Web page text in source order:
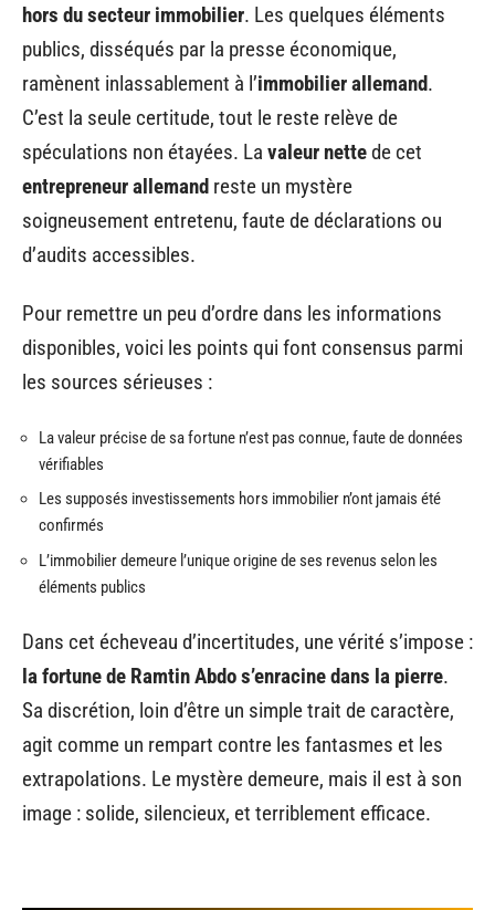
hors du secteur immobilier. Les quelques éléments
publics, disséqués par la presse économique,
ramènent inlassablement à l’immobilier allemand.
C’est la seule certitude, tout le reste relève de
spéculations non étayées. La valeur nettede cet
entrepreneur allemand reste un mystère
soigneusement entretenu, faute de déclarations ou
d’audits accessibles.
Pour remettre un peu d’ordre dans les informations
disponibles, voici les points qui font consensus parmi
les sources sérieuses :
La valeur précise de sa fortune n’est pas connue, faute de données
vérifiables
Les supposés investissements hors immobilier n’ont jamais été
confirmés
L’immobilier demeure l’unique origine de ses revenus selon les
éléments publics
Dans cet écheveau d’incertitudes, une vérité s’impose :
la fortune de Ramtin Abdo s’enracine dans la pierre.
Sa discrétion, loin d’être un simple trait de caractère,
agit comme un rempart contre les fantasmes et les
extrapolations. Le mystère demeure, mais il est à son
image : solide, silencieux, et terriblement efficace.